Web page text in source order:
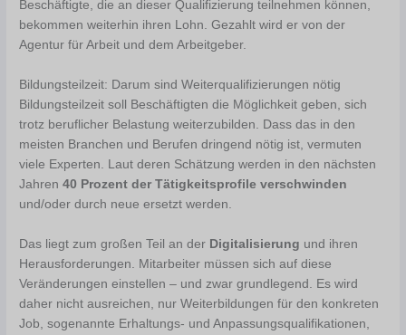
Beschäftigte, die an dieser Qualifizierung teilnehmen können,
bekommen weiterhin ihren Lohn. Gezahlt wird er von der
Agentur für Arbeit und dem Arbeitgeber.
Bildungsteilzeit: Darum sind Weiterqualifizierungen nötig
Bildungsteilzeit soll Beschäftigten die Möglichkeit geben, sich
trotz beruflicher Belastung weiterzubilden. Dass das in den
meisten Branchen und Berufen dringend nötig ist, vermuten
viele Experten. Laut deren Schätzung werden in den nächsten
Jahren40 Prozent der Tätigkeitsprofile verschwinden
und/oder durch neue ersetzt werden.
Das liegt zum großen Teil an der Digitalisierung und ihren
Herausforderungen. Mitarbeiter müssen sich auf diese
Veränderungen einstellen – und zwar grundlegend. Es wird
daher nicht ausreichen, nur Weiterbildungen für den konkreten
Job, sogenannte Erhaltungs- und Anpassungsqualifikationen,